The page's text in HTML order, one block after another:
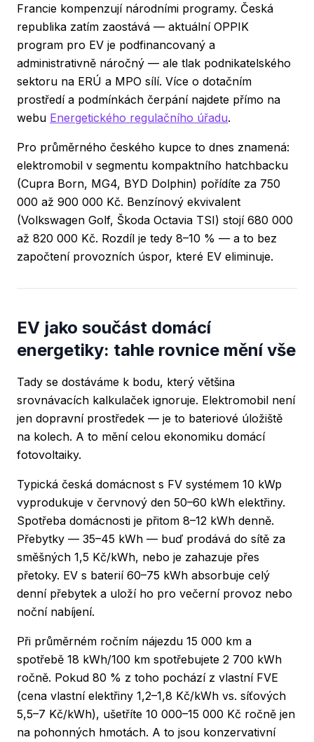
Francie kompenzují národními programy. Česká
republika zatím zaostává — aktuální OPPIK
program pro EV je podfinancovaný a
administrativně náročný — ale tlak podnikatelského
sektoru na ERÚ a MPO sílí. Více o dotačním
prostředí a podmínkách čerpání najdete přímo na
webu Energetického regulačního úřadu.
Pro průměrného českého kupce to dnes znamená:
elektromobil v segmentu kompaktního hatchbacku
(Cupra Born, MG4, BYD Dolphin) pořídíte za 750
000 až 900 000 Kč. Benzínový ekvivalent
(Volkswagen Golf, Škoda Octavia TSI) stojí 680 000
až 820 000 Kč. Rozdíl je tedy 8–10 % — a to bez
započtení provozních úspor, které EV eliminuje.
EV jako součást domácí
energetiky: tahle rovnice mění vše
Tady se dostáváme k bodu, který většina
srovnávacích kalkulaček ignoruje. Elektromobil není
jen dopravní prostředek — je to bateriové úložiště
na kolech. A to mění celou ekonomiku domácí
fotovoltaiky.
Typická česká domácnost s FV systémem 10 kWp
vyprodukuje v červnový den 50–60 kWh elektřiny.
Spotřeba domácnosti je přitom 8–12 kWh denně.
Přebytky — 35–45 kWh — buď prodává do sítě za
směšných 1,5 Kč/kWh, nebo je zahazuje přes
přetoky. EV s baterií 60–75 kWh absorbuje celý
denní přebytek a uloží ho pro večerní provoz nebo
noční nabíjení.
Při průměrném ročním nájezdu 15 000 km a
spotřebě 18 kWh/100 km spotřebujete 2 700 kWh
ročně. Pokud 80 % z toho pochází z vlastní FVE
(cena vlastní elektřiny 1,2–1,8 Kč/kWh vs. síťových
5,5–7 Kč/kWh), ušetříte 10 000–15 000 Kč ročně jen
na pohonných hmotách. A to jsou konzervativní